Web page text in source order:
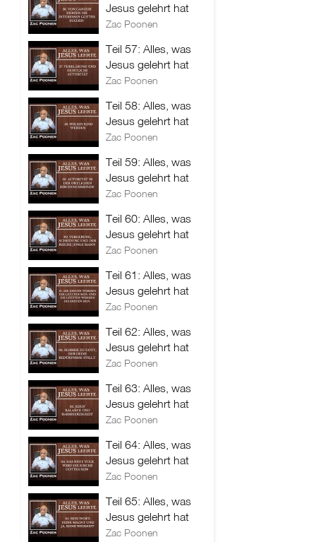
Jesus gelehrt hat
Zac Poonen
Teil 57: Alles, was
Jesus gelehrt hat
Zac Poonen
Teil 58: Alles, was
Jesus gelehrt hat
Zac Poonen
Teil 59: Alles, was
Jesus gelehrt hat
Zac Poonen
Teil 60: Alles, was
Jesus gelehrt hat
Zac Poonen
Teil 61: Alles, was
Jesus gelehrt hat
Zac Poonen
Teil 62: Alles, was
Jesus gelehrt hat
Zac Poonen
Teil 63: Alles, was
Jesus gelehrt hat
Zac Poonen
Teil 64: Alles, was
Jesus gelehrt hat
Zac Poonen
Teil 65: Alles, was
Jesus gelehrt hat
Zac Poonen